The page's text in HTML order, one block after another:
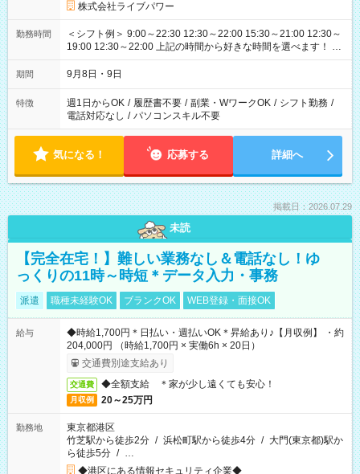
株式会社ライブパワー
勤務時間
＜シフト例＞ 9:00～22:30 12:30～22:00 15:30～21:00 12:30～
19:00 12:30～22:00 上記の時間から好きな時間を選べます！ ※
時間は変更となる可能性があります
期間 9月8日・9日
特徴 週1日からOK / 履歴書不要 / 副業・WワークOK / シフト勤務 /
電話対応なし / パソコンスキル不要
気になる！ 応募する 詳細へ
掲載日：2026.07.29
未読
【完全在宅！】難しい業務なし＆電話なし！ゆ
っくりの11時～時短＊データ入力・事務
派遣 職種未経験OK ブランクOK WEB登録・面接OK
給与
◆時給1,700円＊日払い・週払いOK＊昇給あり♪【月収例】 ・約
204,000円 （時給1,700円 × 実働6h × 20日）
交通費別途支給あり
交通費 ◆全額支給 ＊家が少し遠くても安心！
月収例 20～25万円
勤務地
東京都港区
竹芝駅から徒歩2分 / 浜松町駅から徒歩4分 / 大門(東京都)駅か
ら徒歩5分 / …
◆港区にある情報セキュリティ企業◆